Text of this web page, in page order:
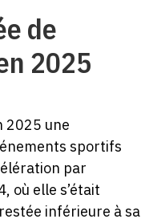
de
2025
2025 une
sportifs
par
où elle s’était
inférieure à sa